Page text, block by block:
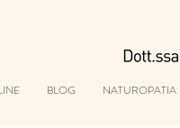
BLOG NATUROPATIA